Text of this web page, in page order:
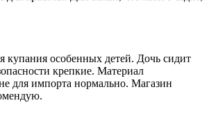
купания особенных детей. Дочь сидит
крепкие. Материал
для импорта нормально. Магазин